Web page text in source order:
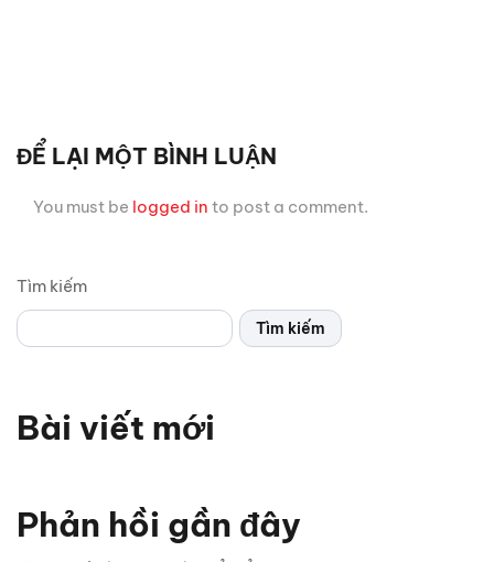
Tìm kiếm
Tìm kiếm
Bài viết mới
Chỉ 1 sợi cáp, Android Box Santek ST830 lột xác hoàn
Phản hồi gần đây
ĐỂ LẠI MỘT BÌNH LUẬN
You must be logged in to post a comment.